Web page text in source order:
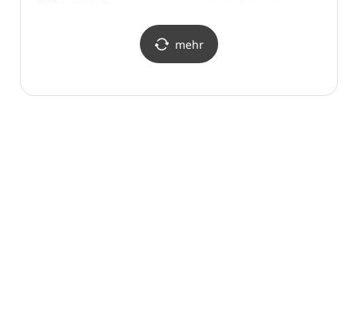
지하도상가)
mehr